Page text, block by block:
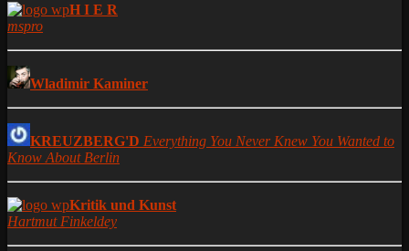
H I E R
mspro
Wladimir Kaminer
KREUZBERG'D Everything You Never Knew You Wanted to
Know About Berlin
Kritik und Kunst
Hartmut Finkeldey